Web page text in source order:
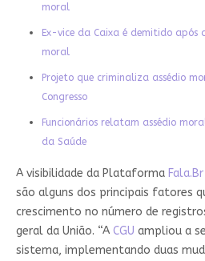
moral
Ex-vice da Caixa é demitido após
moral
Projeto que criminaliza assédio
Congresso
Funcionários relatam assédio
da Saúde
A visibilidade da Plataforma Fala.Br
são alguns dos principais fatores
crescimento no número de
geral da União. “A CGU ampliou a
sistema, implementando duas